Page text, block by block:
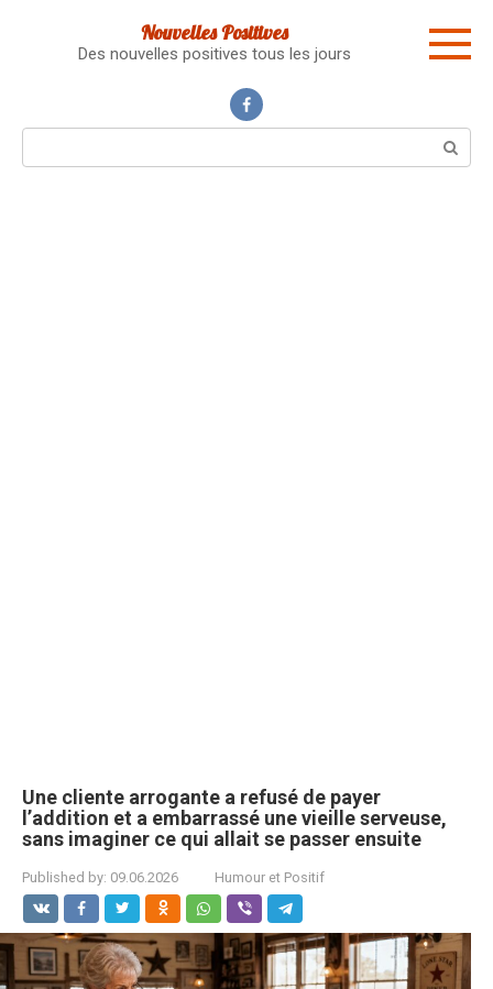
Nouvelles Positives
Des nouvelles positives tous les jours
Une cliente arrogante a refusé de payer
l’addition et a embarrassé une vieille serveuse,
sans imaginer ce qui allait se passer ensuite
Published by: 09.06.2026 Humour et Positif